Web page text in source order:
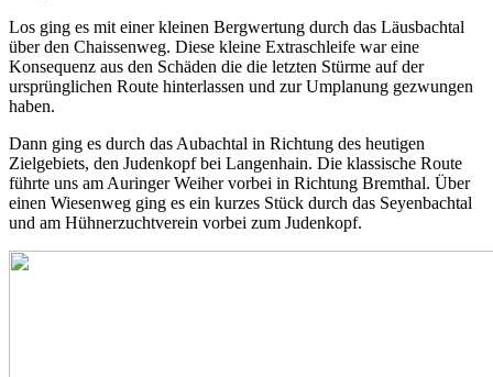
Los ging es mit einer kleinen Bergwertung durch das Läusbachtal
über den Chaissenweg. Diese kleine Extraschleife war eine
Konsequenz aus den Schäden die die letzten Stürme auf der
ursprünglichen Route hinterlassen und zur Umplanung gezwungen
haben.
Dann ging es durch das Aubachtal in Richtung des heutigen
Zielgebiets, den Judenkopf bei Langenhain. Die klassische Route
führte uns am Auringer Weiher vorbei in Richtung Bremthal. Über
einen Wiesenweg ging es ein kurzes Stück durch das Seyenbachtal
und am Hühnerzuchtverein vorbei zum Judenkopf.